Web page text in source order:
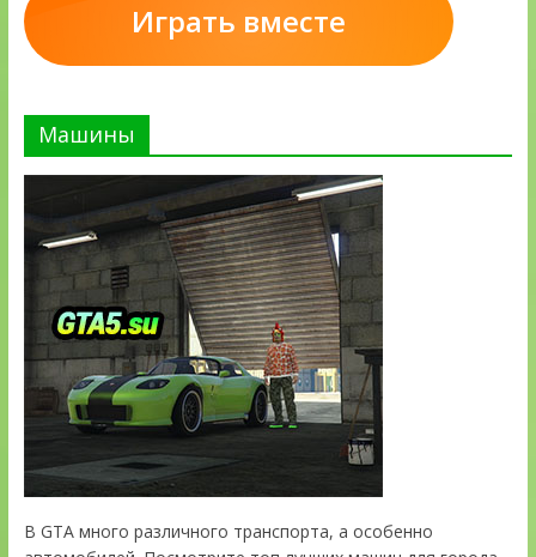
Играть вместе
Машины
В GTA много различного транспорта, а особенно